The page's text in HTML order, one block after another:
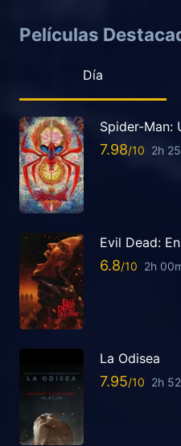
Películas
Día
Spider-Man:
7.98 2h
Evil Dead:
6.8 2h
La Odisea
7.95 2h